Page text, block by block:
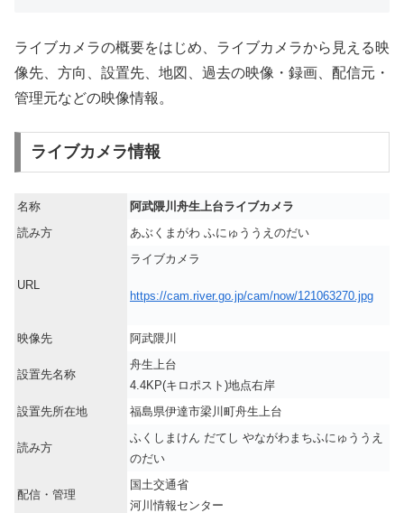
ライブカメラの概要をはじめ、ライブカメラから見える映
像先、方向、設置先、地図、過去の映像・録画、配信元・
管理元などの映像情報。
ライブカメラ情報
名称
阿武隈川舟生上台ライブカメラ
読み方
あぶくまがわ ふにゅううえのだい
URL
ライブカメラ
https://cam.river.go.jp/cam/now/121063270.jpg
映像先 阿武隈川
設置先名称
舟生上台
4.4KP(キロポスト)地点右岸
設置先所在地
福島県伊達市梁川町舟生上台
読み方
ふくしまけん だてし やながわまちふにゅううえ
のだい
配信・管理
国土交通省
河川情報センター